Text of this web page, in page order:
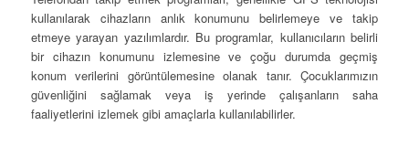
kullanılarak cihazların anlık konumunu belirlemeye ve takip
etmeye yarayan yazılımlardır. Bu programlar, kullanıcıların belirli
bir cihazın konumunu izlemesine ve çoğu durumda geçmiş
konum verilerini görüntülemesine olanak tanır. Çocuklarımızın
güvenliğini sağlamak veya iş yerinde çalışanların saha
faaliyetlerini izlemek gibi amaçlarla kullanılabilirler.